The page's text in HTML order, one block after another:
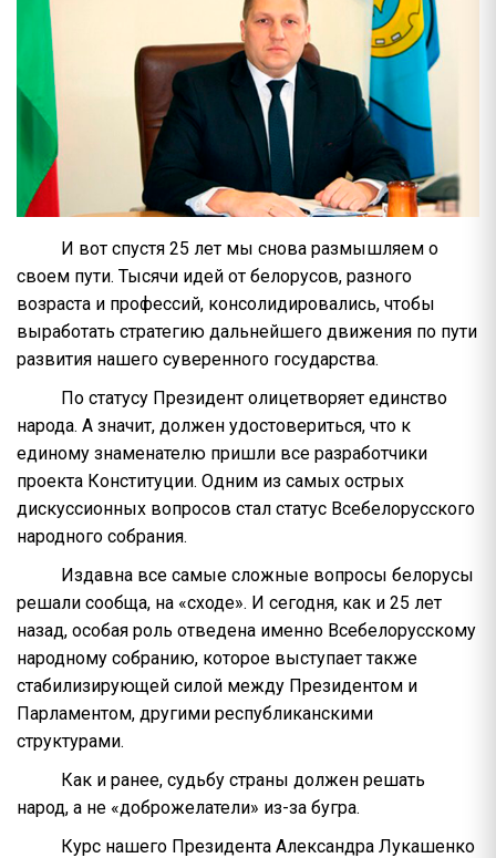
И вот спустя 25 лет мы снова размышляем о
своем пути. Тысячи идей от белорусов, разного
возраста и профессий, консолидировались, чтобы
выработать стратегию дальнейшего движения по пути
развития нашего суверенного государства.
По статусу Президент олицетворяет единство
народа. А значит, должен удостовериться, что к
единому знаменателю пришли все разработчики
проекта Конституции. Одним из самых острых
дискуссионных вопросов стал статус Всебелорусского
народного собрания.
Издавна все самые сложные вопросы белорусы
решали сообща, на «сходе». И сегодня, как и 25 лет
назад, особая роль отведена именно Всебелорусскому
народному собранию, которое выступает также
стабилизирующей силой между Президентом и
Парламентом, другими республиканскими
структурами.
Как и ранее, судьбу страны должен решать
народ, а не «доброжелатели» из-за бугра.
Курс нашего Президента Александра Лукашенко